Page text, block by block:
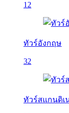
12
ทัวร์อังกฤษ
32
ทัวร์สแกนดิเ